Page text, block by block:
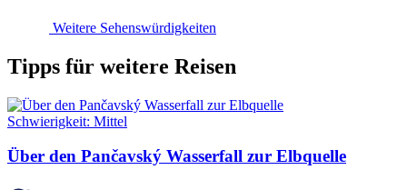
Weitere Sehenswürdigkeiten
Tipps für weitere Reisen
Schwierigkeit: Mittel
Über den Pančavský Wasserfall zur Elbquelle